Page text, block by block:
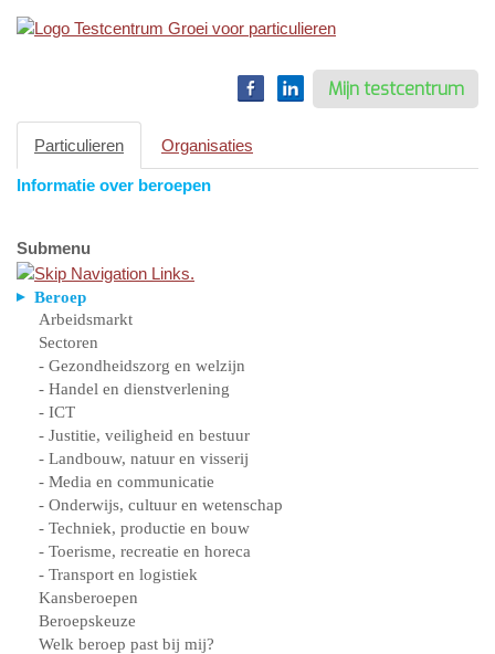
Mijn testcentrum
Particulieren Organisaties
Informatie over beroepen
Submenu
Beroep
Arbeidsmarkt
Sectoren
- Gezondheidszorg en welzijn
- Handel en dienstverlening
- ICT
- Justitie, veiligheid en bestuur
- Landbouw, natuur en visserij
- Media en communicatie
- Onderwijs, cultuur en wetenschap
- Techniek, productie en bouw
- Toerisme, recreatie en horeca
- Transport en logistiek
Kansberoepen
Beroepskeuze
Welk beroep past bij mij?